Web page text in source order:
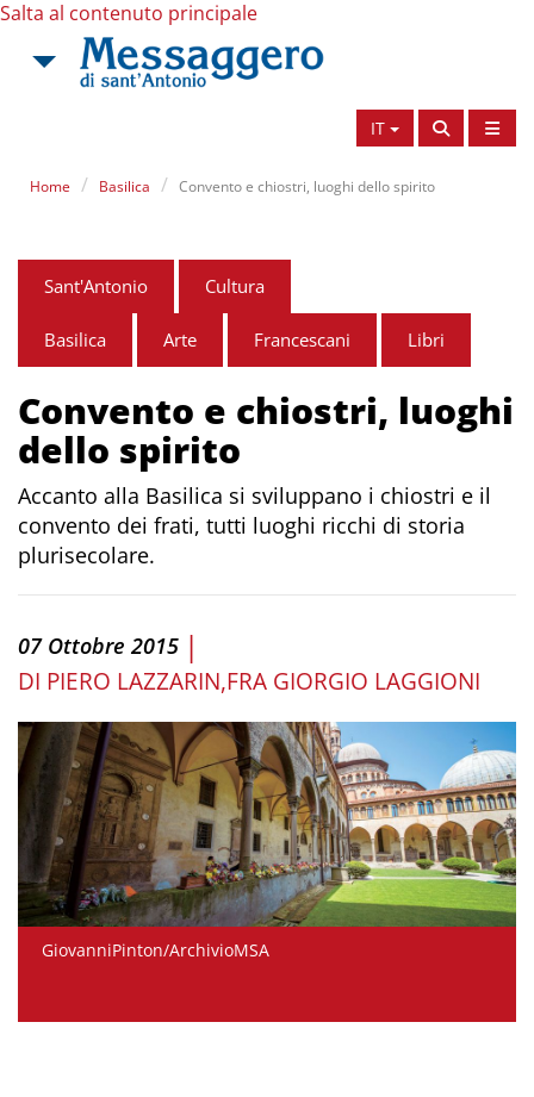
Salta al contenuto principale
IT
Home Basilica Convento e chiostri, luoghi dello spirito
Sant'Antonio Cultura
Basilica Arte Francescani Libri
Convento e chiostri, luoghi
dello spirito
Accanto alla Basilica si sviluppano i chiostri e il
convento dei frati, tutti luoghi ricchi di storia
plurisecolare.
07 Ottobre 2015 |
DI PIERO LAZZARIN FRA GIORGIO LAGGIONI
GiovanniPinton/ArchivioMSA